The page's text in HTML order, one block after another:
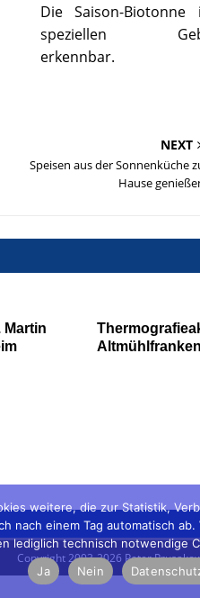
Die Saison-
speziellen
erkennbar.
NEXT
Speisen aus der Sonnenküche
Hause
Martin
Copyright 2003-2026 Peter
weitere, die zur Statistik,
einem Tag automatisch
lediglich technisch notwendige
Ja
Nein